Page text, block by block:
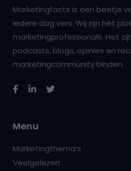
Marketingfacts is een beetje
iedere dag vers. Wij zijn hét
marketingprofessionals. Het
podcasts, blogs, opinies en
marketingcommunity binden.
Menu
Marketingthema’s
Veelgelezen